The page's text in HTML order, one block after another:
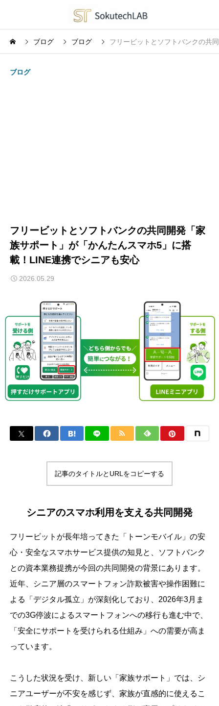
ブログ ブログ フリービットとソフトバンクの共
ブログ
フリービットとソフトバンクの共同開発「家
族サポート」が「かんたんスマホ5」に搭
載！LINE連携でシニアも安心
2026.05.29
記事のタイトルとURLをコピーする
シニアのスマホ利用を支える共同開発
フリービットが長年培ってきた「トーンモバイル」の安
心・安全なスマホサービス提供の知見と、ソフトバンク
との資本業務提携が今回の共同開発の背景にあります。
近年、シニア層のスマートフォン詐欺被害や操作困難に
よる「デジタル孤立」が深刻化しており、2026年3月ま
での3G停波によるスマートフォンへの移行も進む中で、
「安全にサポートを受けられる仕組み」への需要が高ま
っています。
こうした状況を受け、新しい「家族サポート」では、シ
ニアユーザーが不安を感じず、家族が直感的に使えるこ